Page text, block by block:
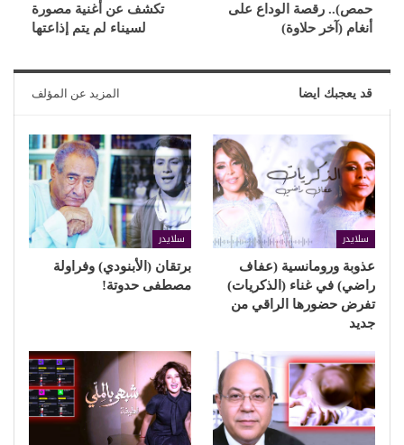
حمص).. رقصة الوداع على
أنغام (آخر حلاوة)
تكشف عن أغنية مصورة
لسيناء لم يتم إذاعتها
قد يعجبك ايضا المزيد عن المؤلف
سلايدر
عذوبة ورومانسية (عفاف
راضي) في غناء (الذكريات)
تفرض حضورها الراقي من
جديد
سلايدر
برتقان (الأبنودي) وفراولة
مصطفى حدوتة!